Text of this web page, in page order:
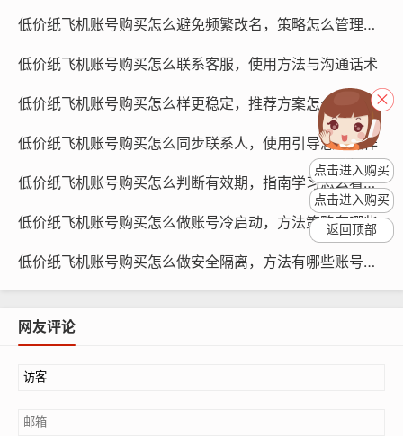
因，并提供相应的解决方案。
账号密码错误：购买低价纸飞机账号时，可能会因为卖家
确认账号密码，并尝试重新登录。
低价纸飞机账号购买怎么避免频繁改名，策略怎么管理资料
低价纸飞机账号购买怎么联系客服，使用方法与沟通话术
低价纸飞机账号购买怎么样更稳定，推荐方案怎么配置设备
低价纸飞机账号购买怎么同步联系人，使用引导怎么操作
低价纸飞机账号购买怎么判断有效期，指南学习怎么看时长
低价纸飞机账号购买怎么做账号冷启动，方法策略有哪些
低价纸飞机账号购买怎么做安全隔离，方法有哪些账号护栏
网友评论
点击进入购买
点击进入购买
返回顶部